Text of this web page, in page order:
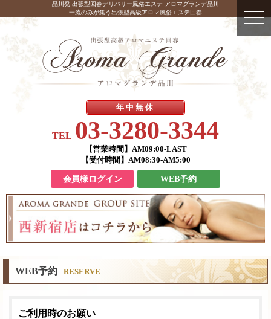
品川発 出張型回春デリバリー風俗エステ アロマグランデ品川
一流のみが集う出張型高級アロマ風俗エステ回春
年中無休
TEL 03-3280-3344
【営業時間】 AM09:00-LAST
【受付時間】 AM08:30-AM5:00
会員様ログイン WEB予約
WEB予約 RESERVE
ご利用時のお願い